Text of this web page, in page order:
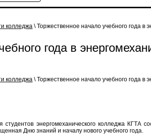
колледжа \ Торжественное начало учебного года в
года в
колледжа \Торжественное начало учебного года в
студентов энергомеханического колледжа КГТА
Дню знаний и началу нового учебного года.